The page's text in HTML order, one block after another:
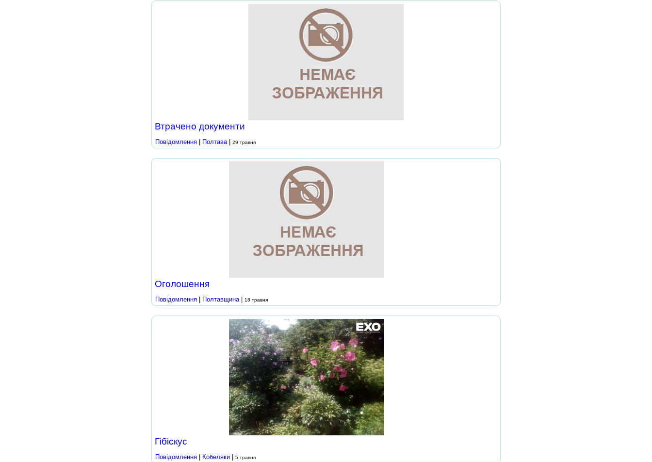
Втрачено документи
Повідомлення Полтава| 29 травня
Оголошення
Повідомлення Полтавщина| 18 травня
Гібіскус
Повідомлення Кобеляки 5 травня